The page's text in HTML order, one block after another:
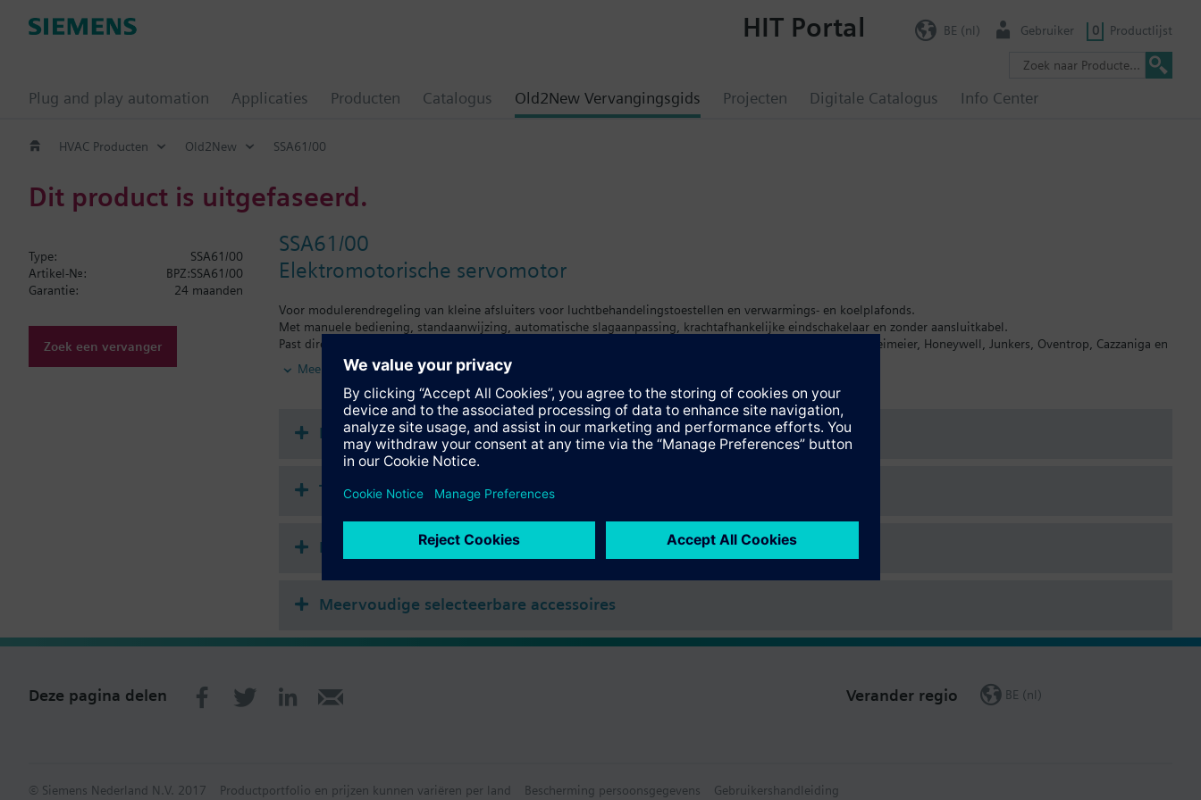
Plug and play automation Applicaties Producten Catalogus Old2New Vervangingsgids Projecten Digitale Catalogus Info Center
HIT Portal BE (nl) Gebruiker 0 Productlijst
HVAC Producten Old2New SSA61/00
Dit product is uitgefaseerd.
SSA61/00
Elektromotorische servomotor
Voor modulerendregeling van kleine afsluiters voor luchtbehandelingstoestellen en verwarmings- en koelplafonds.
Met manuele bediening, standaanwijzing, automatische slagaanpassing, krachtafhankelijke eindschakelaar en zonder aansluitkabel.
Past direct op de afsluiters VDN../VEN../VUN../VPD../VPE.. en op de radiatorafsluiters met een M30x1,5 van Heimeier, Honeywell, Junkers, Oventrop, Cazzaniga en
TA-type TBV-C.
Aanvullende informatie
Bevestiging op afsluiter: moer M30 x 1,5
Samenvatting
looptijd voor 2,5 mm slag
Meer
Type:
SSA61/00
Artikel-Nr.:
BPZ:SSA61/00
Garantie:
24 maanden
Zoek een vervanger
Documenten
Technische samenvatting
Enkele selecteerbare accessoires
Meervoudige selecteerbare accessoires
Deze pagina delen Verander regio BE (nl)
© Siemens Nederland N.V. 2017 Productportfolio en prijzen kunnen variëren per land Bescherming persoonsgegevens Gebruikershandleiding